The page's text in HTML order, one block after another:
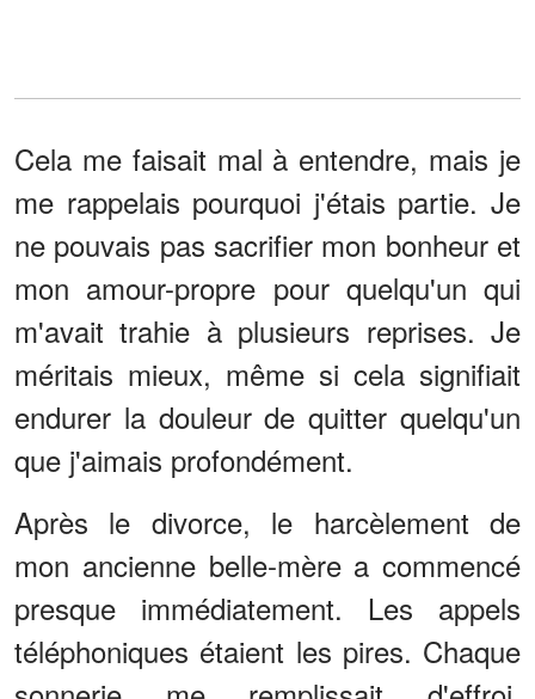
Cela me faisait mal à entendre, mais je
me rappelais pourquoi j'étais partie. Je
ne pouvais pas sacrifier mon bonheur et
mon amour-propre pour quelqu'un qui
m'avait trahie à plusieurs reprises. Je
méritais mieux, même si cela signifiait
endurer la douleur de quitter quelqu'un
que j'aimais profondément.
Après le divorce, le harcèlement de
mon ancienne belle-mère a commencé
presque immédiatement. Les appels
téléphoniques étaient les pires. Chaque